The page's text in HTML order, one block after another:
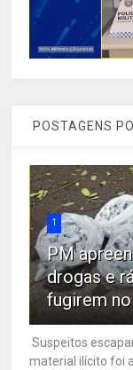
POSTAGENS
1
PM
drogas e
fugirem
Suspeitos
material ilícito foi